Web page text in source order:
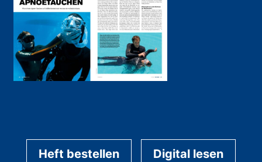
Heft bestellen Digital lesen